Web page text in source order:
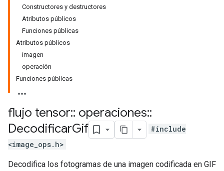
Constructores y destructores
Atributos públicos
Funciones públicas
Atributos públicos
imagen
operación
Funciones públicas
flujo tensor:: operaciones::
DecodificarGif
#include
<image_ops.h>
Decodifica los fotogramas de una imagen codificada en GIF